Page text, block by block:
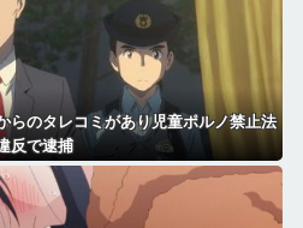
らのタレコミがあり児童ポルノ禁止法
反で逮捕